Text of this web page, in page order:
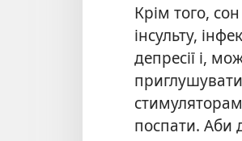
Крім того,
інсульту,
депресії і,
поспати. Аби